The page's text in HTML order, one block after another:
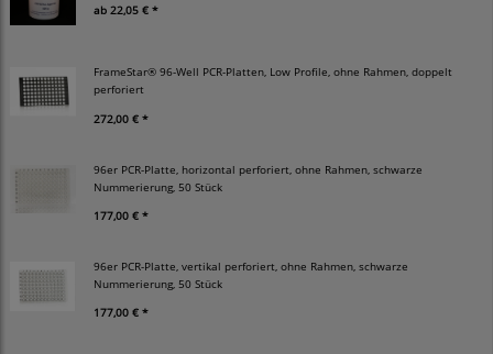
ab 22,05 € *
FrameStar® 96-Well PCR-Platten, Low Profile, ohne Rahmen, doppelt
perforiert
272,00 € *
96er PCR-Platte, horizontal perforiert, ohne Rahmen, schwarze
Nummerierung, 50 Stück
177,00 € *
96er PCR-Platte, vertikal perforiert, ohne Rahmen, schwarze
Nummerierung, 50 Stück
177,00 € *